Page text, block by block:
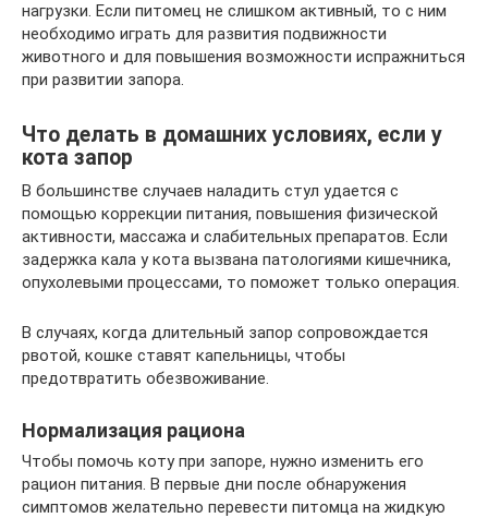
нагрузки. Если питомец не слишком активный, то с ним
необходимо играть для развития подвижности
животного и для повышения возможности испражниться
при развитии запора.
Что делать в домашних условиях, если у
кота запор
В большинстве случаев наладить стул удается с
помощью коррекции питания, повышения физической
активности, массажа и слабительных препаратов. Если
задержка кала у кота вызвана патологиями кишечника,
опухолевыми процессами, то поможет только операция.
В случаях, когда длительный запор сопровождается
рвотой, кошке ставят капельницы, чтобы
предотвратить обезвоживание.
Нормализация рациона
Чтобы помочь коту при запоре, нужно изменить его
рацион питания. В первые дни после обнаружения
симптомов желательно перевести питомца на жидкую